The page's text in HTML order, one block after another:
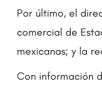
Por último, el
comercial de
mexicanas; y la
Con información